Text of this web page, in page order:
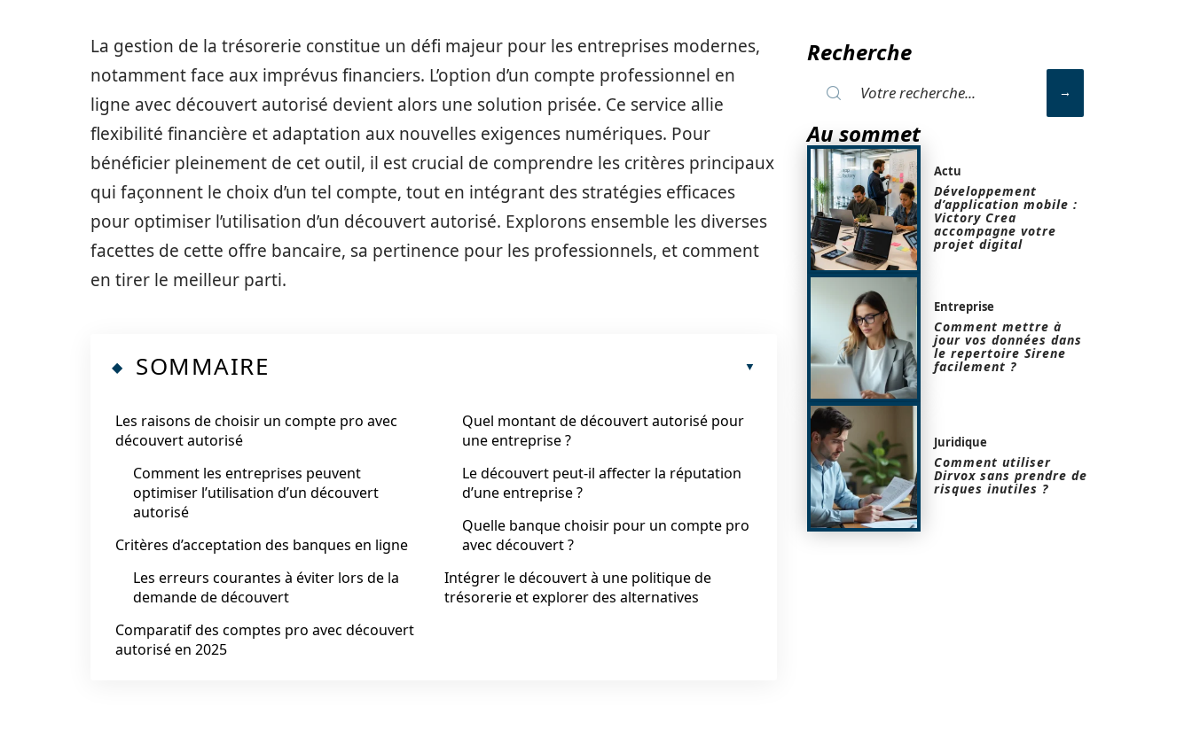
La gestion de la trésorerie constitue un défi majeur pour les entreprises modernes,
notamment face aux imprévus financiers. L’option d’un compte professionnel en
ligne avec découvert autorisé devient alors une solution prisée. Ce service allie
flexibilité financière et adaptation aux nouvelles exigences numériques. Pour
bénéficier pleinement de cet outil, il est crucial de comprendre les critères principaux
qui façonnent le choix d’un tel compte, tout en intégrant des stratégies efficaces
pour optimiser l’utilisation d’un découvert autorisé. Explorons ensemble les diverses
facettes de cette offre bancaire, sa pertinence pour les professionnels, et comment
en tirer le meilleur parti.
SOMMAIRE
Les raisons de choisir un compte pro avec
découvert autorisé
Comment les entreprises peuvent
optimiser l’utilisation d’un découvert
autorisé
Critères d’acceptation des banques en ligne
Les erreurs courantes à éviter lors de la
demande de découvert
Comparatif des comptes pro avec découvert
autorisé en 2025
Quel montant de découvert autorisé pour
une entreprise ?
Le découvert peut-il affecter la réputation
d’une entreprise ?
Quelle banque choisir pour un compte pro
avec découvert ?
Intégrer le découvert à une politique de
trésorerie et explorer des alternatives
Recherche
Au sommet
Actu
Développement
d’application mobile :
Victory Crea
accompagne votre
projet digital
Entreprise
Comment mettre à
jour vos données dans
le repertoire Sirene
facilement ?
Juridique
Comment utiliser
Dirvox sans prendre de
risques inutiles ?